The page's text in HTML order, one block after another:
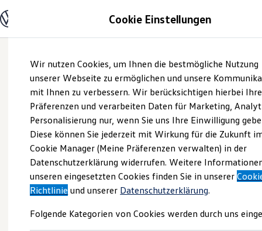
Hauptinhalt
springen
Footer
springen
Modelle und Konfigurator
Modelle vergleichen
Elektroautos
ENERGY Sondermodelle
Nutzfahrzeuge
SUV und CUV
Familienautos
Kombis
Kompaktwagen
Sportwagen
Schnell verfügbare Fahrzeuge
Angebote und Produkte
Aktuelle Angebote
E-Auto-Förderung
Volkswagen Marktplatz
Junge Gebrauchtwagen und Gebrauchtwagen
Cookie Einstellungen
Wir nutzen Cookies, um Ihnen die bestmögliche Nutzung
unserer Webseite zu ermöglichen und unsere
mit Ihnen zu verbessern. Wir berücksichtigen hierbei Ihre
Präferenzen und verarbeiten Daten für Marketing,
Personalisierung nur, wenn Sie uns Ihre Einwilligung
Diese können Sie jederzeit mit Wirkung für die Zukunft
Cookie Manager (Meine Präferenzen verwalten) in der
Datenschutzerklärung widerrufen. Weitere
unseren eingesetzten Cookies finden Sie in unserer
Richtlinie und unserer Datenschutzerklärung.
Folgende Kategorien von Cookies werden durch uns